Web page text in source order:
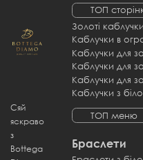
Сяй
яскраво
з
Bottega
ТОП
Золоті
Каблучки в
Каблучки для
Каблучки для
Каблучки з
ТОП меню
Браслети